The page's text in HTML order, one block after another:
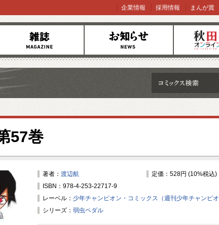
誌 お知らせ オンラインショ
企業情報 採用情報 まんが賞
57巻
著者： 渡辺航
定価：528円 (10%税込)
ISBN：978-4-253-22717-9
レーベル： 少年チャンピオン・コミックス（週刊少年チャンピオ
シリーズ： 弱虫ペダル